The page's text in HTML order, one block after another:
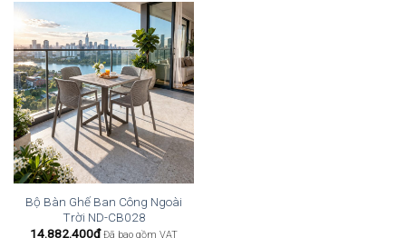
Bộ Bàn Ghế Ban Công Ngoài
Trời ND-CB028
14.882.400₫ Đã bao gồm VAT